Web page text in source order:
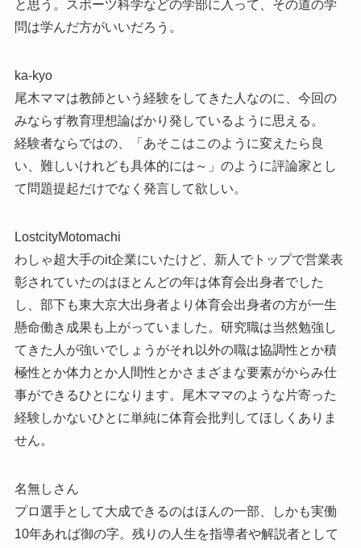
と思う。スポーツ科学などの学部に入って、その道の学
問は学んだ方がいいだろう。
ka-kyo
尾木ママは教師という経験をしてきた人なのに、今回の
みならず教育理想論ばかり発しているように思える。
経験者ならではの、「あそこはこのように変えたら良
い、難しいけれども具体的には～」のように評論家とし
て問題提起だけでなく発言して欲しい。
LostcityMotomachi
わしゃ超大手のit企業にいたけど、新人でトップで営業表
彰されていたのはほとんどの年は体育会出身者でした
し、部下も東大京大出身者より体育会出身者の方が一生
懸命働き成果も上がっていました。研究職は当然勉強し
てきた人が強いでしょうがそれ以外の職は協調性とか積
極性とか体力とか人間性とかさまざまな要素がからみ仕
事ができるひとになります。尾木ママのような片寄った
経験しかないひとに単純に体育会批判してほしくありま
せん。
名無しさん
プロ選手として大成できるのはほんの一部、しかも実働
10年あれば御の字。残りの人生を指導者や解説者として